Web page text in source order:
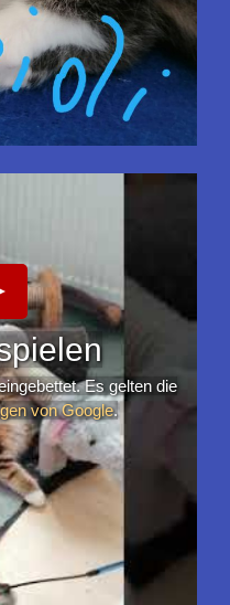
Es gelten die
von Google.